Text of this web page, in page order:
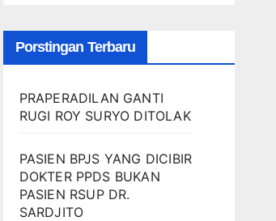
Porstingan Terbaru
PRAPERADILAN GANTI
RUGI ROY SURYO DITOLAK
PASIEN BPJS YANG DICIBIR
DOKTER PPDS BUKAN
PASIEN RSUP DR.
SARDJITO